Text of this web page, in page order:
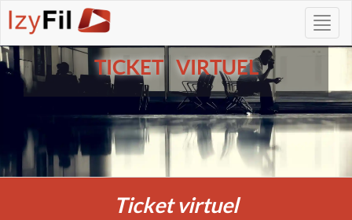
TICKET VIRTUEL
Ticket virtuel